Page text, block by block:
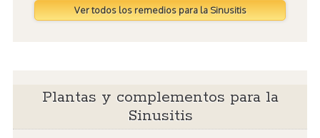
Ver todos los remedios para la Sinusitis
Plantas y complementos para la
Sinusitis